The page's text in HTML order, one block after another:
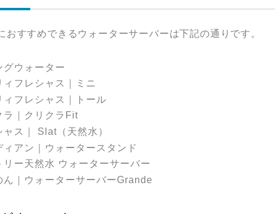
おすすめできるウォーターサーバーは下記の通りです。
グウォーター
ィフレシャス｜ミニ
ィフレシャス｜トール
ラ｜クリクラFit
ャス｜ Slat（天然水）
ィアン｜ウォータースタンド
リー天然水 ウォーターサーバー
ん｜ウォーターサーバーGrande